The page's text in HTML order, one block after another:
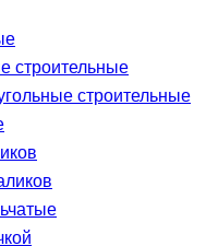
строительные
строительные